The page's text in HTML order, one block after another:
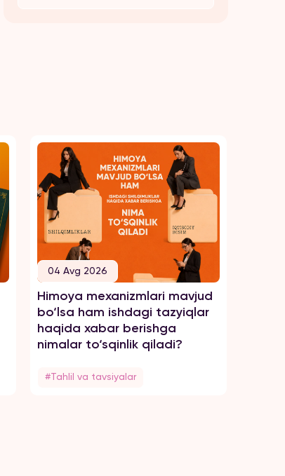
04 Avg 2026
Himoya mexanizmlari mavjud
bo‘lsa ham ishdagi tazyiqlar
haqida xabar berishga
nimalar to‘sqinlik qiladi?
#Tahlil va tavsiyalar